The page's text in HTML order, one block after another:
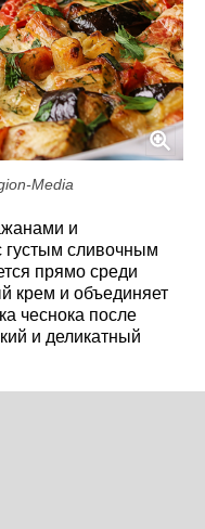
Media
и
сливочным
прямо среди
крем и объединяет
чеснока после
и деликатный